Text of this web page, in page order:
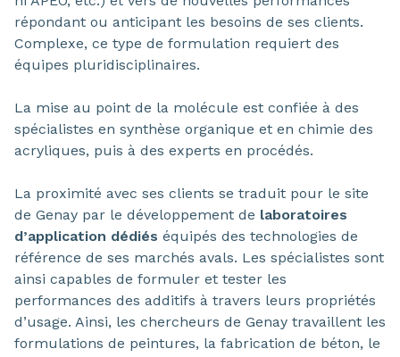
répondant ou anticipant les besoins de ses clients.
Complexe, ce type de formulation requiert des
équipes pluridisciplinaires.
La mise au point de la molécule est confiée à des
spécialistes en synthèse organique et en chimie des
acryliques, puis à des experts en procédés.
La proximité avec ses clients se traduit pour le site
de Genay par le développement de laboratoires
d’application dédiés équipés des technologies de
référence de ses marchés avals. Les spécialistes sont
ainsi capables de formuler et tester les
performances des additifs à travers leurs propriétés
d’usage. Ainsi, les chercheurs de Genay travaillent les
formulations de peintures, la fabrication de béton, le